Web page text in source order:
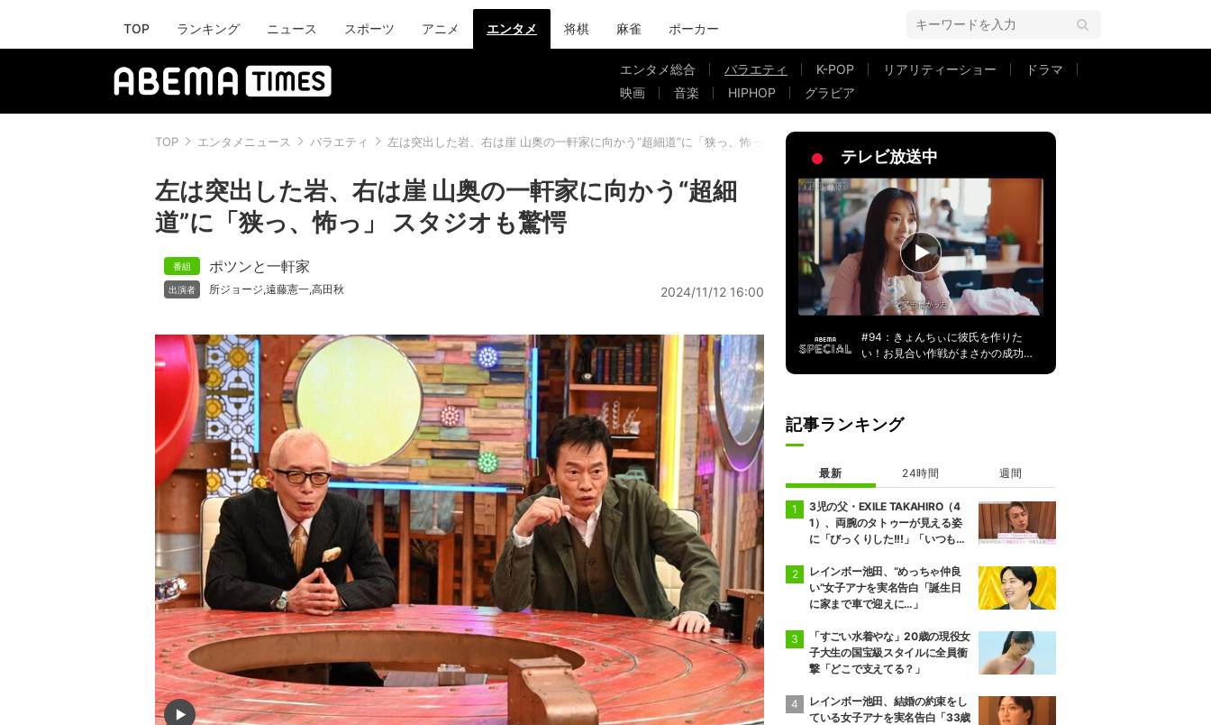
TOP ランキング ニュース スポーツ アニメ エンタメ 将棋 麻雀 ポーカー
エンタメ総合 バラエティ K-POP リアリティーショー
ドラマ
映画
音楽 HIPHOP グラビア
TOP エンタメニュース バラエティ 左は突出した岩、右は崖 山奥の一軒家に向かう“超細道”に「狭っ、怖っ」 スタジオも驚愕
左は突出した岩、右は崖 山奥の一軒家に向かう“超細
道”に「狭っ、怖っ」 スタジオも驚愕
ポツンと一軒家
所ジョージ,遠藤憲一,高田秋 2024/11/12 16:00
テレビ放送中
#94：きょんちぃに彼氏を作りた
い！お見合い作戦がまさかの成功
記事ランキング
最新 24時間 週間
3児の父・EXILE TAKAHIRO（4
1）、両腕のタトゥーが見える姿
に「びっくりした!!!」「いつもと
の反響
レインボー池田、“めっちゃ仲良
い”女子アナを実名告白「誕生日
に家まで車で迎えに…」
「すごい水着やな」20歳の現役女
子大生の国宝級スタイルに全員衝
撃「どこで支えてる？」
レインボー池田、結婚の約束をし
ている女子アナを実名告白「33歳